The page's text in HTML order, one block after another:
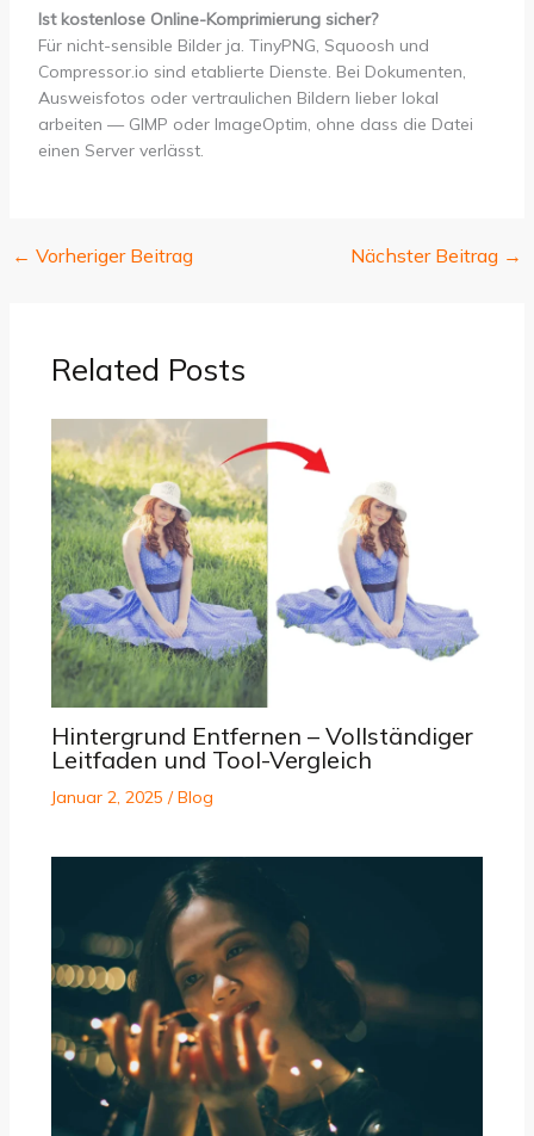
Ist kostenlose Online-Komprimierung sicher?
Für nicht-sensible Bilder ja. TinyPNG, Squoosh und
Compressor.io sind etablierte Dienste. Bei Dokumenten,
Ausweisfotos oder vertraulichen Bildern lieber lokal
arbeiten — GIMP oder ImageOptim, ohne dass die Datei
einen Server verlässt.
← Vorheriger Beitrag Nächster Beitrag →
Related Posts
Hintergrund Entfernen – Vollständiger
Leitfaden und Tool-Vergleich
Januar 2, 2025 /Blog